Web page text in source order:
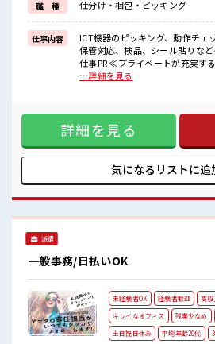
■職場の雰囲気
20代が多数活躍中！
社会人経験が浅くてもOK！
ここから経験積んでいきましょ！
休憩室完備でランチや休憩も充実しそう♪
職 種 仕分け・梱包・ピッキング
仕事内容
ICT機器のピッキング、動作チェ
保管対応、検品、シール貼りなど
仕事PR ≪プライベートが充実す
ることもありますが、 残業はほ
るのは不安だけど、 しっかり働
からスキルUP・ステップUP目指
に合った期間で働ける≫ 福利厚生
す！ ■職場の雰囲気 20代が多数活躍中！ 社会人経験が浅くて
もOK！ ここから経験積んでいき
チや休憩も充実しそう♪ 残業は
…詳細を見る
詳細を見る
気になるリストに追
派遣
一般事務/日払いOK
未経験者OK 経験者歓迎 高収
キレイなオフィス
残業少なめ
土日祝日休み
平均年齢20代